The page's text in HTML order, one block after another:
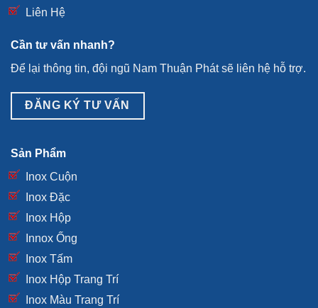
Liên Hệ
Cần tư vấn nhanh?
Để lại thông tin, đội ngũ Nam Thuận Phát sẽ liên hệ hỗ trợ.
ĐĂNG KÝ TƯ VẤN
Sản Phẩm
Inox Cuộn
Inox Đặc
Inox Hộp
Innox Ống
Inox Tấm
Inox Hộp Trang Trí
Inox Màu Trang Trí